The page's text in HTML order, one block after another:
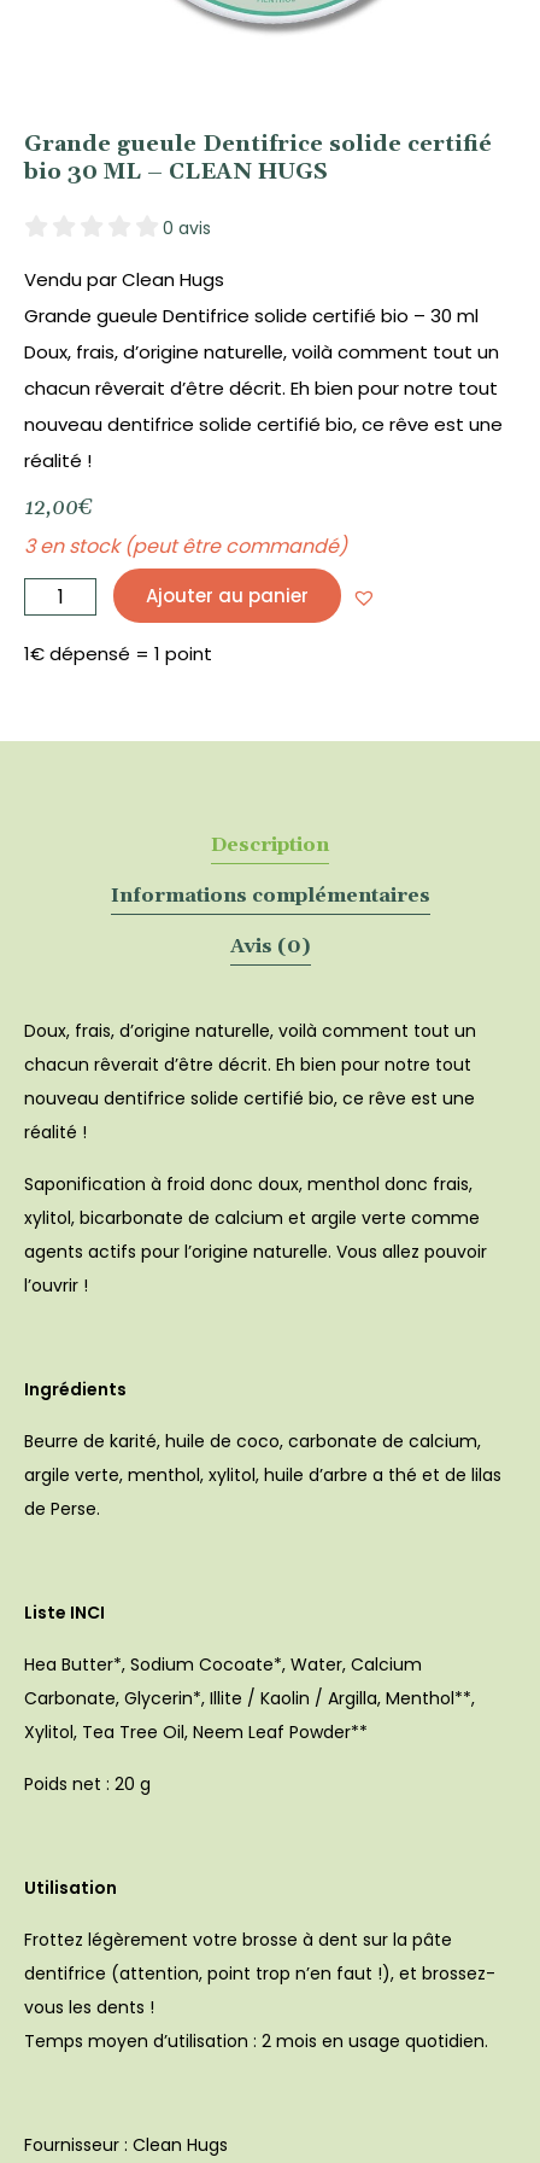
Grande gueule Dentifrice solide certifié
bio 30 ML – CLEAN HUGS
0 avis
Vendu par Clean Hugs
Grande gueule Dentifrice solide certifié bio – 30 ml
Doux, frais, d’origine naturelle, voilà comment tout un
chacun rêverait d’être décrit. Eh bien pour notre tout
nouveau dentifrice solide certifié bio, ce rêve est une
réalité !
12,00€
3 en stock (peut être commandé)
de
Grande
gueule
Dentifrice
certifié
bio
Ajouter au panier
1€ dépensé = 1 point
Description
Informations complémentaires
Avis (0)
Doux, frais, d’origine naturelle, voilà comment tout un
chacun rêverait d’être décrit. Eh bien pour notre tout
nouveau dentifrice solide certifié bio, ce rêve est une
réalité !
Saponification à froid donc doux, menthol donc frais,
xylitol, bicarbonate de calcium et argile verte comme
agents actifs pour l’origine naturelle. Vous allez pouvoir
l’ouvrir !
Ingrédients
Beurre de karité, huile de coco, carbonate de calcium,
argile verte, menthol, xylitol, huile d’arbre a thé et de lilas
de Perse.
Liste INCI
Hea Butter*, Sodium Cocoate*, Water, Calcium
Carbonate, Glycerin*, Illite / Kaolin / Argilla, Menthol**,
Xylitol, Tea Tree Oil, Neem Leaf Powder**
Poids net : 20 g
Utilisation
Frottez légèrement votre brosse à dent sur la pâte
dentifrice (attention, point trop n’en faut !), et brossez-
vous les dents !
Temps moyen d’utilisation : 2 mois en usage quotidien.
Fournisseur : Clean Hugs